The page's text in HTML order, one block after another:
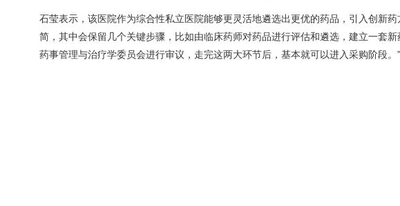
石莹表示，该医院作为综合性私立医院能够更灵活地遴选出更优的药品，引入创新
简，其中会保留几个关键步骤，比如由临床药师对药品进行评估和遴选，建立一套
药事管理与治疗学委员会进行审议，走完这两大环节后，基本就可以进入采购阶段。”